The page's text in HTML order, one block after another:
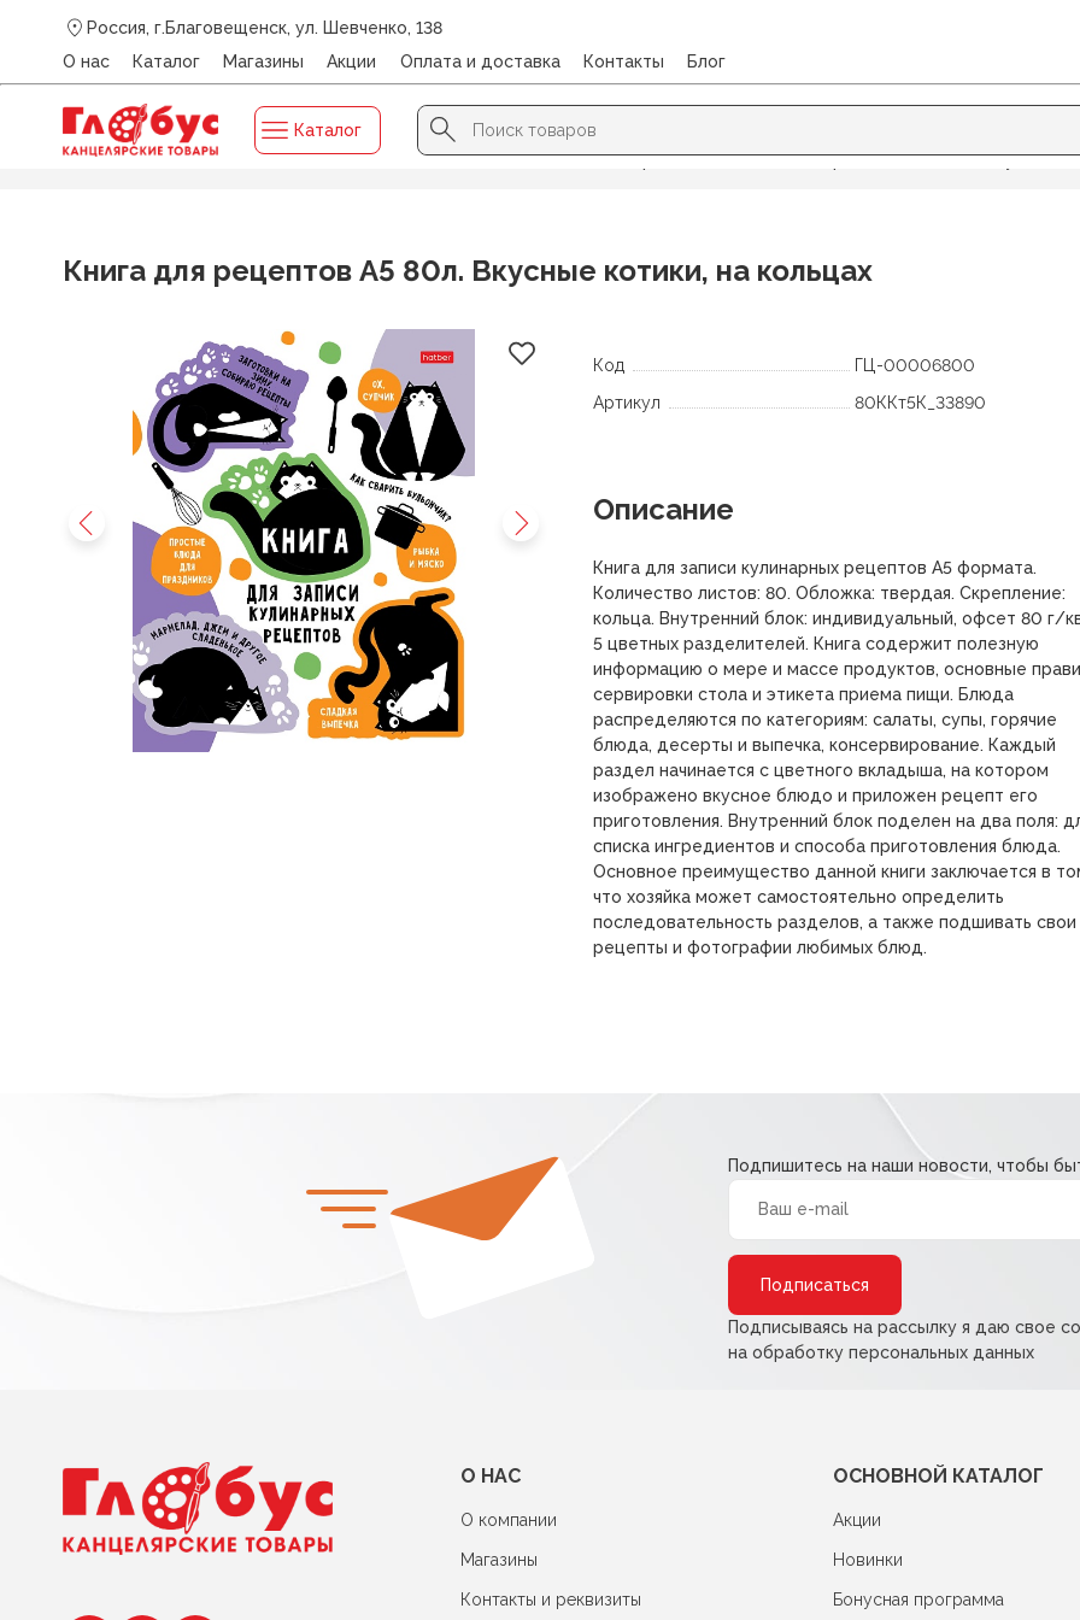
Россия, г.Благовещенск, ул. Шевченко, 138
О нас
Каталог Магазины Акции Оплата и доставка Контакты Блог
Каталог
Search
for:
Search Button
Главная /Каталог/ ЕЖЕДНЕВНИКИ, БЛОКНОТЫ/Книги для записи рецептов/Книга для рецептов А5 80л. Вкусные
Книга для рецептов А5 80л. Вкусные котики, на кольцах
Код
ГЦ-00006800
Артикул
80ККт5К_33890
Описание
Книга для записи кулинарных рецептов А5 формата.
Количество листов: 80. Обложка: твердая. Скрепление:
кольца. Внутренний блок: индивидуальный, офсет 80 г/
5 цветных разделителей. Книга содержит полезную
информацию о мере и массе продуктов, основные
сервировки стола и этикета приема пищи. Блюда
распределяются по категориям: салаты, супы, горячие
блюда, десерты и выпечка, консервирование. Каждый
раздел начинается с цветного вкладыша, на котором
изображено вкусное блюдо и приложен рецепт его
приготовления. Внутренний блок поделен на два поля:
списка ингредиентов и способа приготовления блюда.
Основное преимущество данной книги заключается в
что хозяйка может самостоятельно определить
последовательность разделов, а также подшивать свои
рецепты и фотографии любимых блюд.
Подпишитесь на наши новости, чтобы
Подписываясь на рассылку я даю свое
на обработку персональных данных
О НАС
О компании
Магазины
Контакты и реквизиты
ОСНОВНОЙ КАТАЛОГ
Акции
Новинки
Бонусная программа